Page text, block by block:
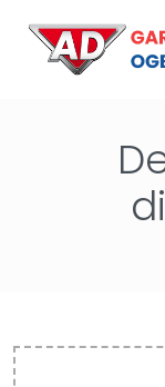
Accueil